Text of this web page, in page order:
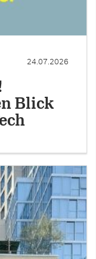
24.07.2026
Blick